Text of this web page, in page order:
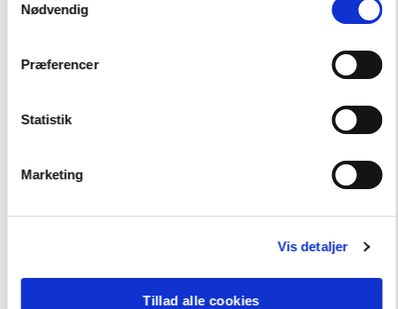
Nødvendig
Præferencer
Statistik
Marketing
Vis detaljer
Tillad alle cookies
Dansk